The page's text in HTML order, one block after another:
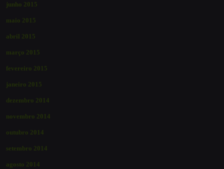
junho 2015
maio 2015
abril 2015
março 2015
fevereiro 2015
janeiro 2015
dezembro 2014
novembro 2014
outubro 2014
setembro 2014
agosto 2014